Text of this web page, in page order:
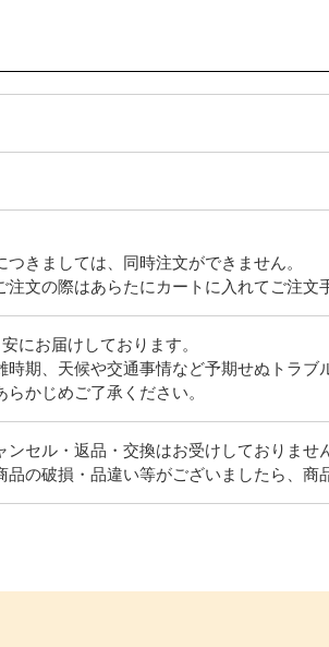
きましては、同時注文ができません。
文の際はあらたにカートに入れてご注文
にお届けしております。
期、天候や交通事情など予期せぬトラブ
かじめご了承ください。
セル・返品・交換はお受けしておりませ
の破損・品違い等がございましたら、商